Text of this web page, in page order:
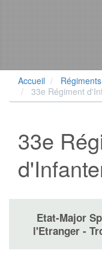
Accueil
Régiments
33e Régiment
33e
Etat-Major
l'Etranger -